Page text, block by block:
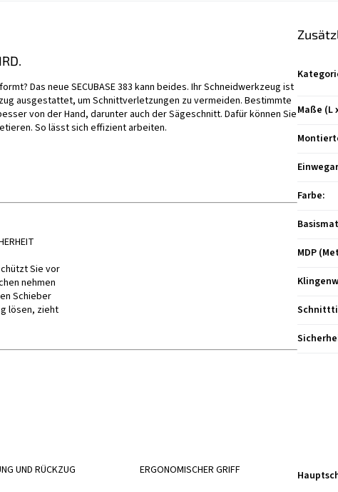
Das neue SECUBASE 383 kann beides. Ihr Schneidwerkzeug ist
ausgestattet, um Schnittverletzungen zu vermeiden. Bestimmte
von der Hand, darunter auch der Sägeschnitt. Dafür können Sie
So lässt sich effizient arbeiten.
Sie vor
nehmen
Schieber
lösen, zieht
UND RÜCKZUG
ERGONOMISCHER GRIFF
Maße (L
Farbe:
MDP